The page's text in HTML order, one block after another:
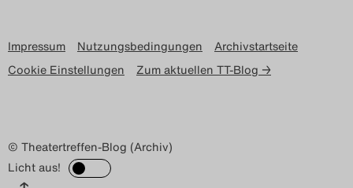
Impressum Nutzungsbedingungen
Archivstartseite
Cookie Einstellungen
Zum aktuellen TT-Blog →
© Theatertreffen-Blog (Archiv)
Licht aus!